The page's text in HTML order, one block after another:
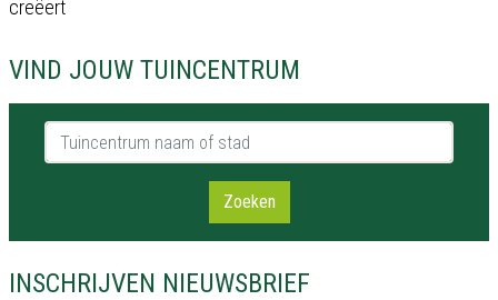
creëert
VIND JOUW TUINCENTRUM
Tuincentrum naam of stad
Zoeken
INSCHRIJVEN NIEUWSBRIEF